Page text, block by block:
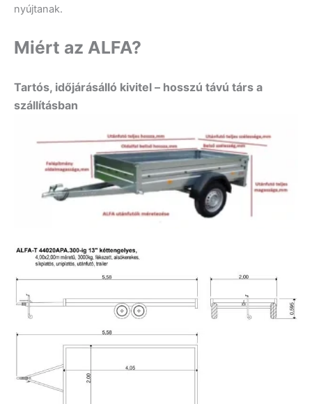
nyújtanak.
Miért az ALFA?
Tartós, időjárásálló kivitel – hosszú távú társ a
szállításban